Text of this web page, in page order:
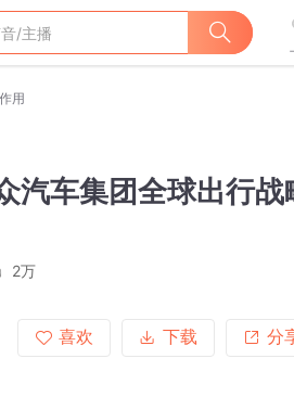
用
汽车集团全球出行战
2万
喜欢
下载 分